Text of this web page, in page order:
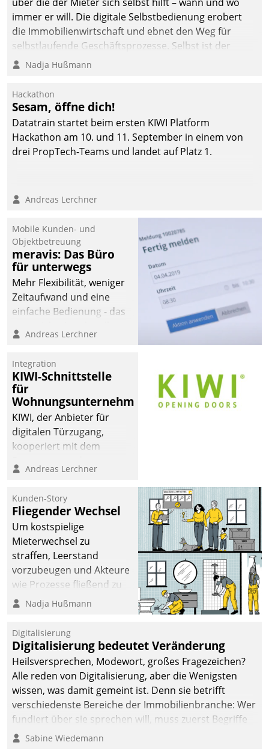
immer er will. Die digitale Selbstbedienung erobert
die Immobilienwirtschaft und ebnet den Weg für
selbstlaufende Geschäftsprozesse. Selbst ist der
Kunde und smart der Serviceanbieter.
Nadja Hußmann
Hackathon
Sesam, öffne dich!
Datatrain startet beim ersten KIWI Platform
Hackathon am 10. und 11. September in einem von
drei PropTech-Teams und landet auf Platz 1.
Andreas Lerchner
Mobile Kunden- und
Objektbetreuung
meravis: Das Büro
für unterwegs
Mehr Flexibilität, weniger
Zeitaufwand und eine
einfache Bedienung - das
Cockpit für mobile
Datatrain. Die meravis
Wohnungsbau- und
Immobilien GmbH hat
sich dabei für den Betrieb
der Lösung über die SAP
Cloud Platform
Unternehmen am
Andreas Lerchner
Integration
KIWI-Schnittstelle
für
Wohnungsunternehmen
KIWI, der Anbieter für
digitalen Türzugang,
kooperiert mit dem
Softwareentwicklungshaus
Andreas Lerchner
Kunden-Story
Fliegender Wechsel
Um kostspielige
Mieterwechsel zu
straffen, Leerstand
vorzubeugen und Akteure
wie Prozesse fließend zu
vernetzen, nutzt die
Jahresbeginn eine
Überblick, Einsicht und
Eingriff bietende Lösung.
Zur Entwicklung setzte
man auf
Cloudtechnologie,
bewährte und Startup-
agile Projektmethoden.
Nadja Hußmann
Digitalisierung
Digitalisierung bedeutet Veränderung
Heilsversprechen, Modewort, großes Fragezeichen?
Alle reden von Digitalisierung, aber die Wenigsten
wissen, was damit gemeint ist. Denn sie betrifft
verschiedenste Bereiche der Immobilienbranche: Wer
fundiert über sie sprechen will, muss zuerst Begriffe
klären. Ein Aspekt ist die betriebliche Optimierung:
Sabine Wiedemann